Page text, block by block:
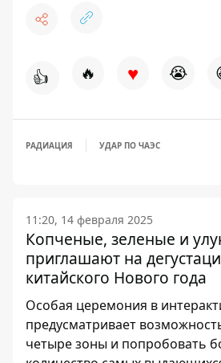
👍 🔥 ♥ 😭
РАДИАЦИЯ УДАР ПО ЧАЭС
11:20, 14 февраля 2025
Копченые, зеленые и
приглашают на
китайского Нового года
Особая церемония в
предусматривает
четыре зоны и попробовать